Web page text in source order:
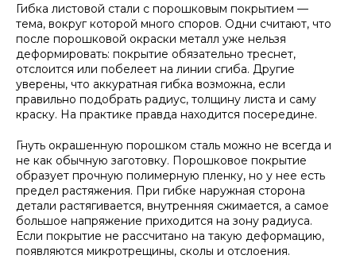
Гибка листовой стали с порошковым покрытием —
тема, вокруг которой много споров. Одни считают, что
после порошковой окраски металл уже нельзя
деформировать: покрытие обязательно треснет,
отслоится или побелеет на линии сгиба. Другие
уверены, что аккуратная гибка возможна, если
правильно подобрать радиус, толщину листа и саму
краску. На практике правда находится посередине.
Гнуть окрашенную порошком сталь можно не всегда и
не как обычную заготовку. Порошковое покрытие
образует прочную полимерную пленку, но у нее есть
предел растяжения. При гибке наружная сторона
детали растягивается, внутренняя сжимается, а самое
большое напряжение приходится на зону радиуса.
Если покрытие не рассчитано на такую деформацию,
появляются микротрещины, сколы и отслоения.